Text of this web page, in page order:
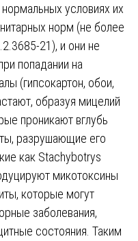
условиях их
норм (не более
21), и они не
попадании на
(гипсокартон, обои,
образуя мицелий
проникают вглубь
разрушающие его
как Stachybotrys
микотоксины
которые могут
заболевания,
состояния. Таким